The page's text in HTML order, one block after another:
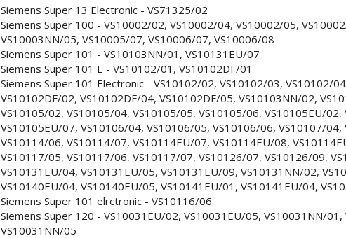
Siemens Super 13 Electronic - VS71325/02
Siemens Super 100 - VS10002/02, VS10002/04, VS10002/05,
VS10003NN/05, VS10005/07, VS10006/07, VS10006/08
Siemens Super 101 - VS10103NN/01, VS10131EU/07
Siemens Super 101 E - VS10102/01, VS10102DF/01
Siemens Super 101 Electronic - VS10102/02, VS10102/03, VS10102/
VS10102DF/02, VS10102DF/04, VS10102DF/05, VS10103NN/02,
VS10105/02, VS10105/04, VS10105/05, VS10105/06, VS10105EU/
VS10105EU/07, VS10106/04, VS10106/05, VS10106/06, VS10107/
VS10114/06, VS10114/07, VS10114EU/07, VS10114EU/08,
VS10117/05, VS10117/06, VS10117/07, VS10126/07, VS10126/09,
VS10131EU/04, VS10131EU/05, VS10131EU/09, VS10131NN/02,
VS10140EU/04, VS10140EU/05, VS10141EU/01, VS10141EU/04,
Siemens Super 101 elrctronic - VS10116/06
Siemens Super 120 - VS10031EU/02, VS10031EU/05, VS10031NN/
VS10031NN/05